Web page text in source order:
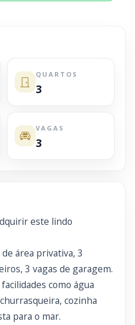
QUARTOS
3
VAGAS
3
este lindo
área privativa, 3
3 vagas de garagem.
como água
cozinha
para o mar.